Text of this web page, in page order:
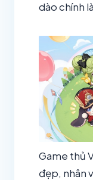
dào chính
Game thủ
đẹp, nhân